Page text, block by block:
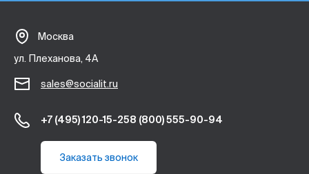
Москва
ул. Плеханова, 4А
sales@socialit.ru
+7 (495) 120-15-258 (800) 555-90-94
Заказать звонок